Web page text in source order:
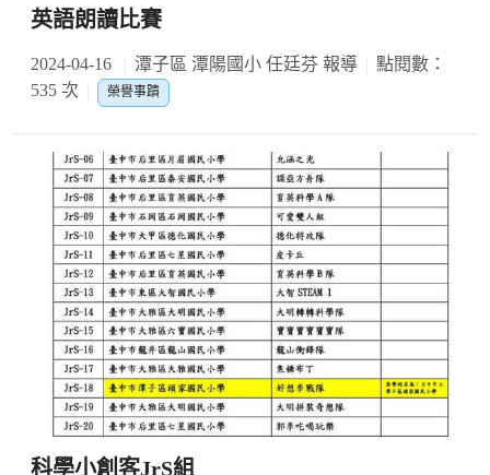
英語朗讀比賽
2024-04-16 潭子區 潭陽國小 任廷芬 報導
點閱數：
535 次
榮譽事蹟
科學小創客JrS組